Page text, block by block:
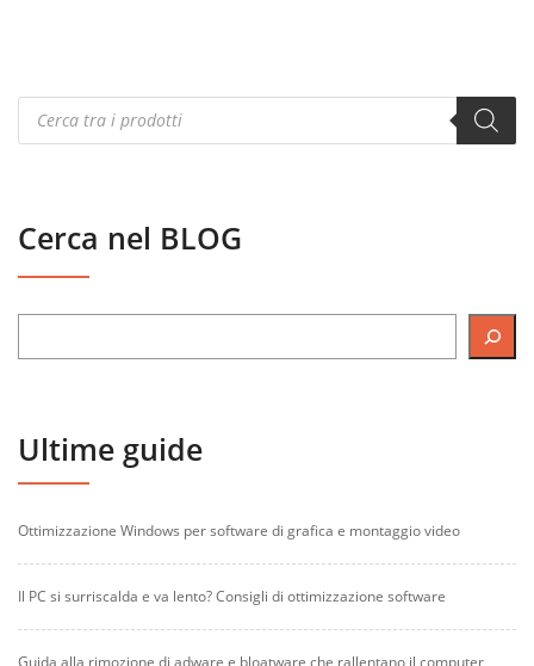
Products
search
Cerca nel BLOG
Ultime guide
Ottimizzazione Windows per software di grafica e montaggio video
Il PC si surriscalda e va lento? Consigli di ottimizzazione software
Guida alla rimozione di adware e bloatware che rallentano il computer